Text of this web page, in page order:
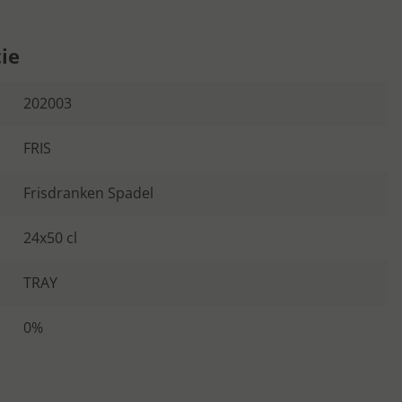
202003
FRIS
Frisdranken Spadel
24x50 cl
TRAY
0%